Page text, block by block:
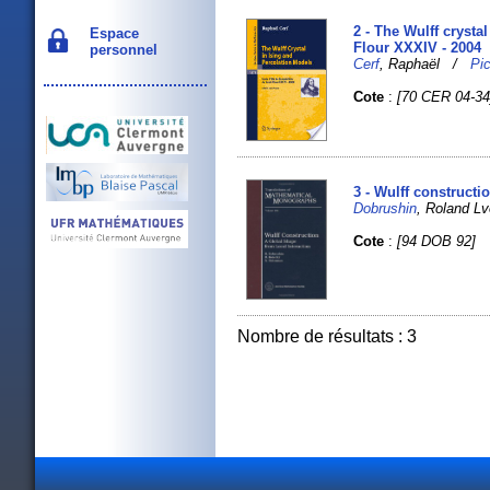
Espace
personnel
2 - The Wulff
Flour XXXIV - 2004
Cerf, Raphaël /
Cote :[70 CER 04-
3 - Wulff
Dobrushin , Roland
Cote :[94 DOB 92]
Nombre de résultats : 3